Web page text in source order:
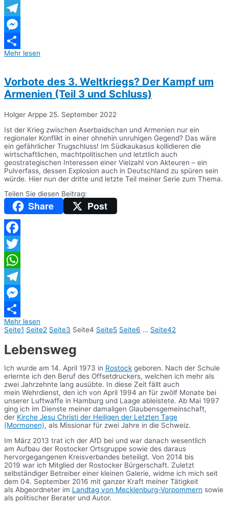
WhatsApp
Telegram
Messenger
Teilen
Mehr lesen
Vorbote des 3. Weltkriegs? Der Kampf um
Armenien (Teil 3 und Schluss)
Holger Arppe 25. September 2022
Ist der Krieg zwischen Aserbaidschan und Armenien nur ein
regionaler Konflikt in einer ohnehin unruhigen Gegend? Das wäre
ein gefährlicher Trugschluss! Im Südkaukasus kollidieren die
wirtschaftlichen, machtpolitischen und letztlich auch
geostrategischen Interessen einer Vielzahl von Akteuren – ein
Pulverfass, dessen Explosion auch in Deutschland zu spüren sein
würde. Hier nun der dritte und letzte Teil meiner Serie zum Thema.
Teilen Sie diesen Beitrag:
Share Post
Facebook
Twitter
WhatsApp
Telegram
Messenger
Teilen
Mehr lesen
Seite1 Seite2 Seite3 Seite4 Seite5 Seite6 … Seite42
Lebensweg
Ich wurde am 14. April 1973 in Rostock geboren. Nach der Schule
erlernte ich den Beruf des Offsetdruckers, welchen ich mehr als
zwei Jahrzehnte lang ausübte. In diese Zeit fällt auch
mein Wehrdienst, den ich von April 1994 an für zwölf Monate bei
unserer Luftwaffe in Hamburg und Laage ableistete. Ab Mai 1997
ging ich im Dienste meiner damaligen Glaubensgemeinschaft,
der Kirche Jesu Christi der Heiligen der Letzten Tage
(Mormonen), als Missionar für zwei Jahre in die Schweiz.
Im März 2013 trat ich der AfD bei und war danach wesentlich
am Aufbau der Rostocker Ortsgruppe sowie des daraus
hervorgegangenen Kreisverbandes beteiligt. Von 2014 bis
2019 war ich Mitglied der Rostocker Bürgerschaft. Zuletzt
selbständiger Betreiber einer kleinen Galerie, widme ich mich seit
dem 04. September 2016 mit ganzer Kraft meiner Tätigkeit
als Abgeordneter im Landtag von Mecklenburg-Vorpommern sowie
als politischer Berater und Autor.